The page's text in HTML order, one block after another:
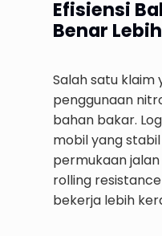
Efisiensi
Benar
Salah satu klaim
penggunaan
bahan bakar.
mobil yang
permukaan
rolling
bekerja lebih